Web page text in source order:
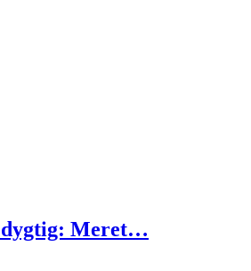
Meret…